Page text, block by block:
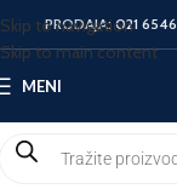
Skip to navigation
Skip to main content
PRODAJA:021
MENI